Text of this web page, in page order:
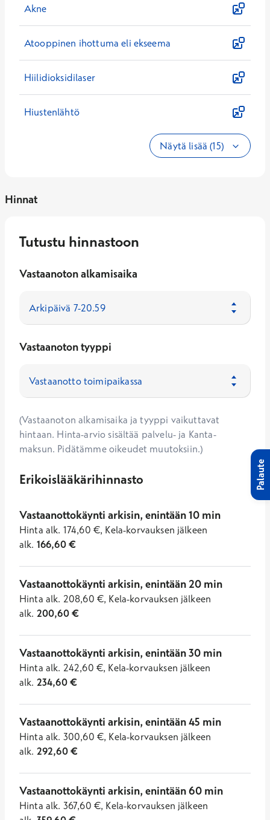
Akne
Atooppinen ihottuma eli ekseema
Hiilidioksidilaser
Hiustenlähtö
Näytä lisää (15)
Hinnat
Tutustu hinnastoon
Vastaanoton alkamisaika
Vastaanoton tyyppi
(Vastaanoton alkamisaika ja tyyppi vaikuttavat
hintaan. Hinta-arvio sisältää palvelu- ja Kanta-
maksun. Pidätämme oikeudet muutoksiin.)
Erikoislääkärihinnasto
Vastaanottokäynti arkisin, enintään 10 min
Hinta alk. 174,60 €, Kela-korvauksen jälkeen
alk. 166,60€
Vastaanottokäynti arkisin, enintään 20 min
Hinta alk. 208,60 €, Kela-korvauksen jälkeen
alk. 200,60€
Vastaanottokäynti arkisin, enintään 30 min
Hinta alk. 242,60 €, Kela-korvauksen jälkeen
alk. 234,60€
Vastaanottokäynti arkisin, enintään 45 min
Hinta alk. 300,60 €, Kela-korvauksen jälkeen
alk. 292,60€
Vastaanottokäynti arkisin, enintään 60 min
Hinta alk. 367,60 €, Kela-korvauksen jälkeen
Palaute